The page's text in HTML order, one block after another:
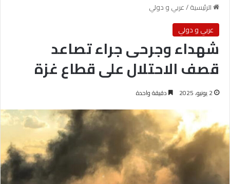
الرئيسية/عربي و دولي
عربي و دولي
شهداء وجرحى جراء تصاعد
قصف الاحتلال على قطاع غزة
2 يونيو، 2025 دقيقة واحدة